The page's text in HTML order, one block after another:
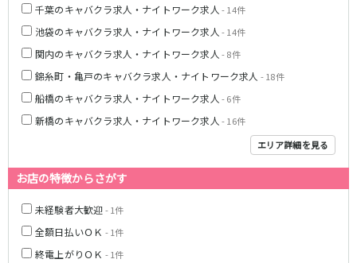
千葉のキャバクラ求人・ナイトワーク求人 - 14件
池袋のキャバクラ求人・ナイトワーク求人 - 14件
関内のキャバクラ求人・ナイトワーク求人 - 8件
錦糸町・亀戸のキャバクラ求人・ナイトワーク求人 - 18件
船橋のキャバクラ求人・ナイトワーク求人 - 6件
新橋のキャバクラ求人・ナイトワーク求人 - 16件
エリア詳細を見る
お店の特徴からさがす
未経験者大歓迎- 1件
全額日払いＯＫ - 1件
終電上がりＯＫ - 1件
大和
溝の口
平塚
福富町・伊勢佐木町
横須賀
上大岡・戸塚
新横浜
武蔵小杉
たまプラーザ・向ヶ丘遊園・鷺沼
元住吉・綱島
桜木町
埼玉県
四ツ谷駅
JR中央線(快速)
新宿駅
立川駅
吉祥寺駅
神田駅
八王子駅
中野駅
国分寺駅
武蔵小金井駅
東中野駅
国立駅